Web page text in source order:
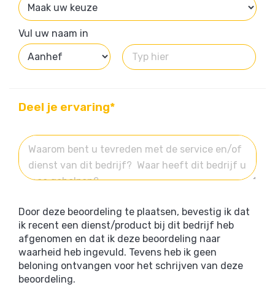
Vul uw naam in
Deel je ervaring*
Door deze beoordeling te plaatsen, bevestig ik dat
ik recent een dienst/product bij dit bedrijf heb
afgenomen en dat ik deze beoordeling naar
waarheid heb ingevuld. Tevens heb ik geen
beloning ontvangen voor het schrijven van deze
beoordeling.